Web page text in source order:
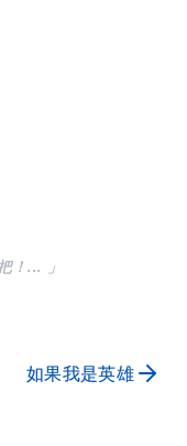
！... 」
如果我是英雄